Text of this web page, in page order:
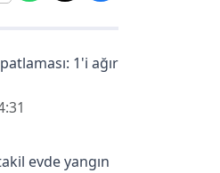
1'i ağır
evde yangın